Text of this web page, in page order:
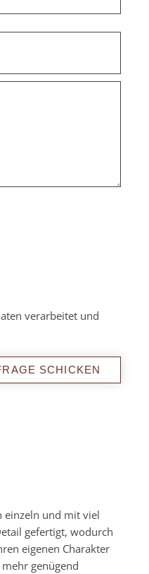
verarbeitet und
einzeln und mit viel
gefertigt, wodurch
eigenen Charakter
genügend